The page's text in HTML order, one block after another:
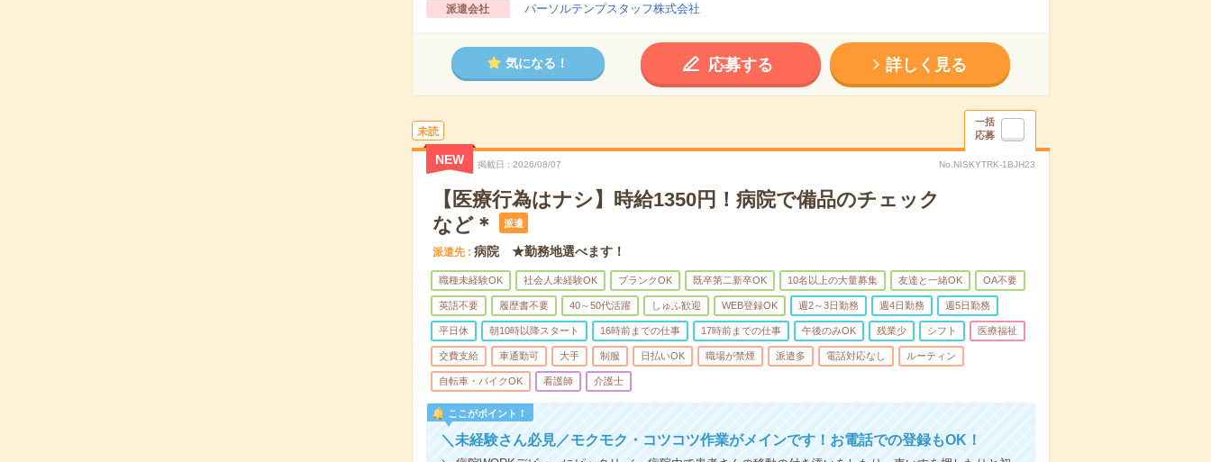
派遣会社 パーソルテンプスタッフ株式会社
気になる！ 応募する 詳しく見る
未読
一括
応募
NEW 掲載日 2026/08/07 No.NISKYTRK-1BJH23
【医療行為はナシ】時給1350円！病院で備品のチェック
など＊
派遣
派遣先 病院 ★勤務地選べます！
職種未経験OK 社会人未経験OK ブランクOK 既卒第二新卒OK 10名以上の大量募集 友達と一緒OK OA不要
英語不要 履歴書不要 40～50代活躍 しゅふ歓迎 WEB登録OK 週2～3日勤務 週4日勤務 週5日勤務
平日休 朝10時以降スタート 16時前までの仕事 17時前までの仕事 午後のみOK 残業少 シフト 医療福祉
交費支給 車通勤可 大手 制服 日払いOK 職場が禁煙 派遣多 電話対応なし ルーティン
自転車・バイクOK 看護師 介護士
ここがポイント！
＼未経験さん必見／モクモク・コツコツ作業がメインです！お電話での登録もOK！